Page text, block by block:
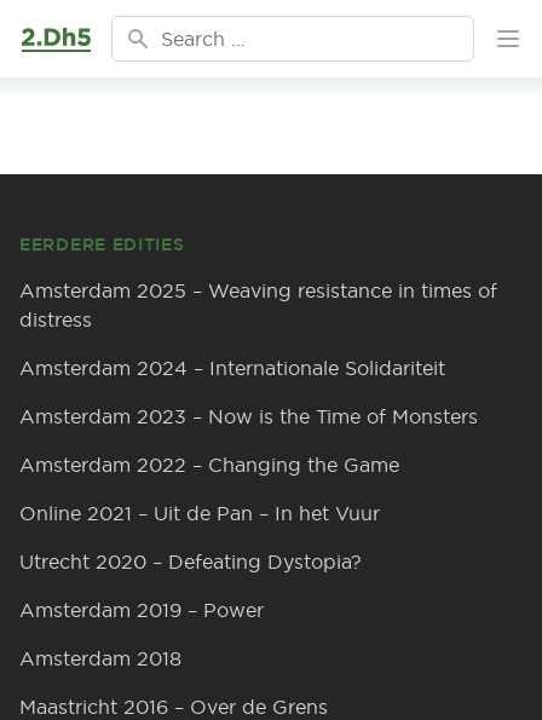
Ga naar de inhoud
Search for:
EERDERE EDITIES
Amsterdam 2025 – Weaving resistance in times of
distress
Amsterdam 2024 – Internationale Solidariteit
Amsterdam 2023 – Now is the Time of Monsters
Amsterdam 2022 – Changing the Game
Online 2021 – Uit de Pan – In het Vuur
Utrecht 2020 – Defeating Dystopia?
Amsterdam 2019 – Power
Amsterdam 2018
Maastricht 2016 – Over de Grens